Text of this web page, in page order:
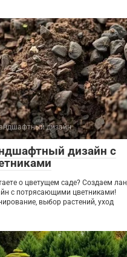
дизайн
дизайн с
о цветущем саде? Создаем
с потрясающими цветниками!
выбор растений, уход